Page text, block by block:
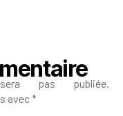
pas publiée.
avec*